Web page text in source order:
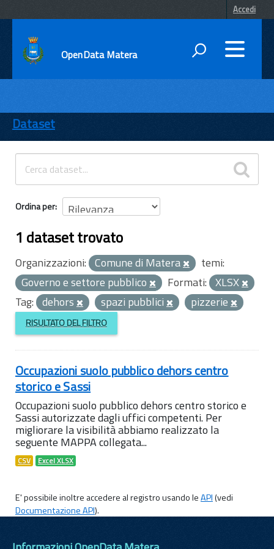
Accedi
OpenData Matera
ENTI
TEMI
INFORMAZIONI
Dataset
Ordina per
1 dataset trovato
Organizzazioni: Comune di Matera
temi:
Governo e settore pubblico
Formati: XLSX
Tag: dehors spazi pubblici pizzerie
RISULTATO DEL FILTRO
Occupazioni suolo pubblico dehors centro
storico e Sassi
Occupazioni suolo pubblico dehors centro storico e
Sassi autorizzate dagli uffici competenti. Per
migliorare la visibilità abbiamo realizzato la
seguente MAPPA collegata...
CSV Excel XLSX
E' possibile inoltre accedere al registro usando leAPI(vedi
Documentazione API).